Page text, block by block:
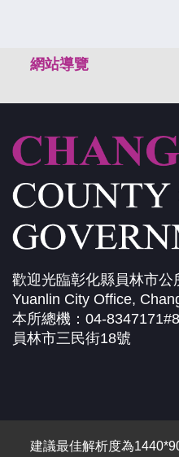
網站導覽
歡迎光臨彰化縣員林市公
Yuanlin City Office,
本所總機：04-
員林市三民街18號
建議最佳解析度為